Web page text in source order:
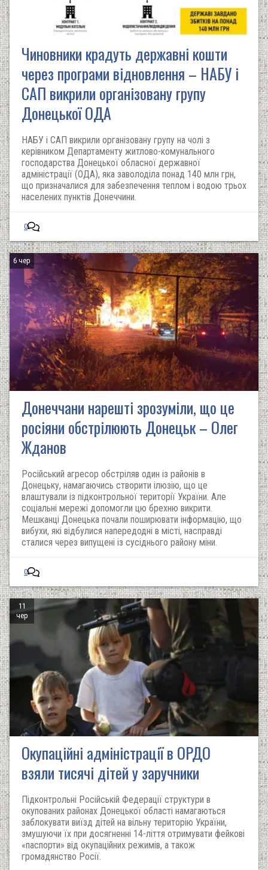
Чиновники крадуть державні кошти
через програми відновлення – НАБУ і
САП викрили організовану групу
Донецької ОДА
НАБУ і САП викрили організовану групу на чолі з
керівником Департаменту житлово-комунального
господарства Донецької обласної державної
адміністрації (ОДА), яка заволоділа понад 140 млн грн,
що призначалися для забезпечення теплом і водою трьох
населених пунктів Донеччини.
0
6 чер
Донеччани нарешті зрозуміли, що це
росіяни обстрілюють Донецьк – Олег
Жданов
Російський агресор обстріляв один із районів в
Донецьку, намагаючись створити ілюзію, що це
влаштували із підконтрольної території України. Але
соціальні мережі допомогли цю брехню викрити.
Мешканці Донецька почали поширювати інформацію, що
вибухи, які відбулися напередодні в місті, насправді
сталися через випущені із сусіднього району міни.
0
11
чер
Окупаційні адміністрації в ОРДО
взяли тисячі дітей у заручники
Підконтрольні Російській Федерації структури в
окупованих районах Донецької області намагаються
заблокувати виїзд дітей на вільну територію України,
змушуючи їх при досягненні 14-ліття отримувати фейкові
«паспорти» від окупаційних режимів, а також
громадянство Росії.